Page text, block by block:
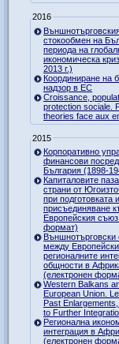
2016
стокообмен на
периода на
икономическа
2013 г.)
Координиране на
надзор в ЕС
Croissance,
protection sociale.
theories face aux
2015
Корпоративно
финансови
България (1898-
Капиталовите
страни от
при подготовката
присъединяване
Европейския
формат)
Външнотърговски
между
регионалните
общности в
(електронен
Western Balkans
European Union.
Past
to Further
Регионална
интеграция в
(електронен